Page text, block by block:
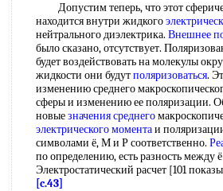
Допустим теперь, что этот
находится внутри жидкого
нейтрального диэлектрика. Внешнее
было сказано, отсутствует.
будет воздействовать на молекулы
жидкости они будутполяризоваться.
изменению среднего
сферы и изменению ее поляризации.
новыезначения среднего
электрического моментаи
символами ё, М и Р соответственно.
по определению, есть разность между ё
Электростатический расчет [101
[c.43]